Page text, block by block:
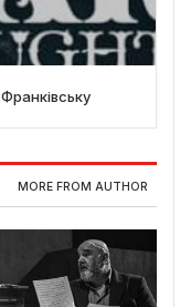
MORE FROM AUTHOR